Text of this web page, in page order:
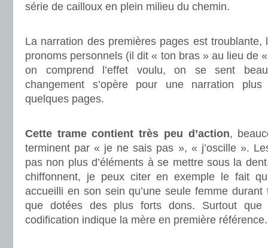
série de cailloux en plein milieu du chemin.
La narration des premières pages est troublante,
pronoms personnels (il dit « ton bras » au lieu de
on comprend l’effet voulu, on se sent
changement s’opère pour une narration
quelques pages.
Cette trame contient très peu d’action,
terminent par « je ne sais pas », « j’oscille ».
pas non plus d’éléments à se mettre sous la
chiffonnent, je peux citer en exemple le fait
accueilli en son sein qu’une seule femme
que dotées des plus forts dons. Surtout que
codification indique la mère en première référence.